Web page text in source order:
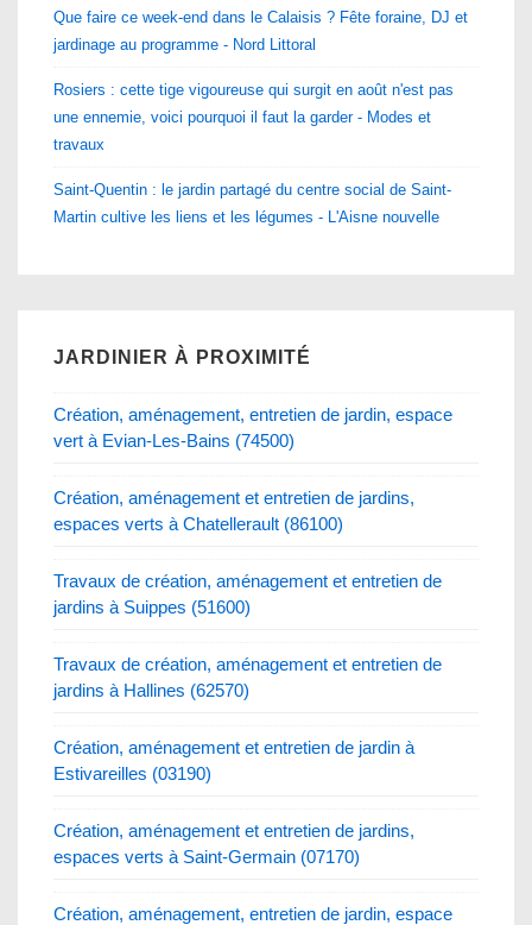
Que faire ce week-end dans le Calaisis ? Fête foraine, DJ et
jardinage au programme - Nord Littoral
Rosiers : cette tige vigoureuse qui surgit en août n'est pas
une ennemie, voici pourquoi il faut la garder - Modes et
travaux
Saint-Quentin : le jardin partagé du centre social de Saint-
Martin cultive les liens et les légumes - L'Aisne nouvelle
JARDINIER À PROXIMITÉ
Création, aménagement, entretien de jardin, espace
vert à Evian-Les-Bains (74500)
Création, aménagement et entretien de jardins,
espaces verts à Chatellerault (86100)
Travaux de création, aménagement et entretien de
jardins à Suippes (51600)
Travaux de création, aménagement et entretien de
jardins à Hallines (62570)
Création, aménagement et entretien de jardin à
Estivareilles (03190)
Création, aménagement et entretien de jardins,
espaces verts à Saint-Germain (07170)
Création, aménagement, entretien de jardin, espace